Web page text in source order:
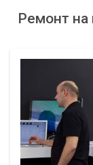
Ремонт на